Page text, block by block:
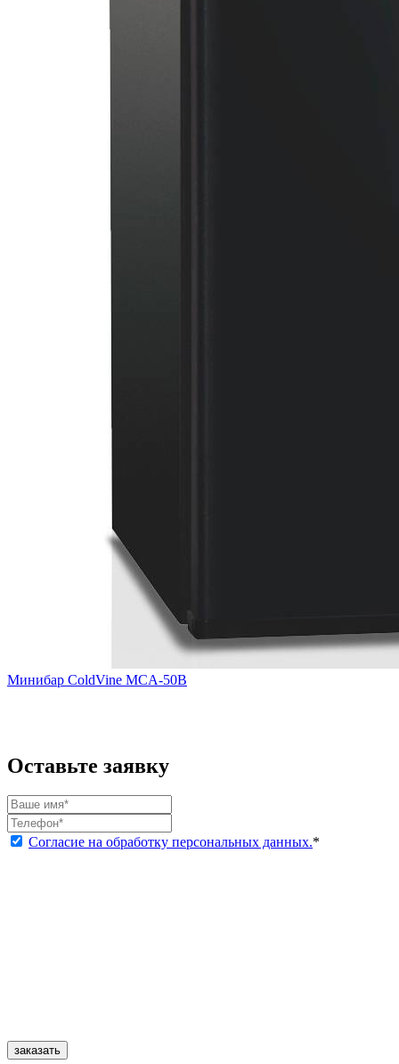
Минибар ColdVine MCA-50B
Оставьте заявку
Согласие на обработку персональных данных.*
заказать